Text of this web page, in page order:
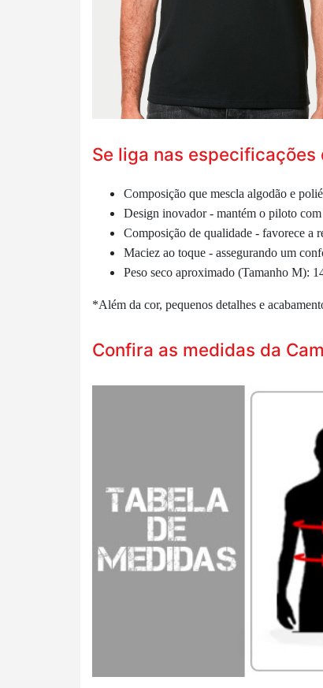
Se liga nas
Composição que mescla algodão e
Design inovador - mantém o piloto
Composição de qualidade - favorece a
Maciez ao toque - assegurando um
Peso seco aproximado (Tamanho M):
*Além da cor, pequenos detalhes e
Confira as medidas da